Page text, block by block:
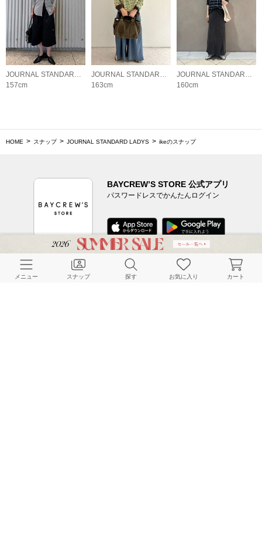
JOURNAL STANDARD LADYS
157cm
JOURNAL STANDARD LADYS
163cm
JOURNAL STANDARD LADYS
160cm
HOME スナップ JOURNAL STANDARD LADYS ikeのスナップ
BAYCREW’S STORE 公式アプリ
パスワードレスでかんたんログイン
CUSTOMER SERVICE
メニュー スナップ 探す お気に入り カート